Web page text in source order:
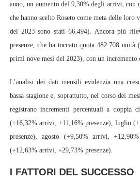
anno, un aumento del 9,30% degli arrivi, con
che hanno scelto Roseto come meta delle loro
del 2023 sono stati 66.494). Ancora più
presenze, che ha toccato quota 482.708
primi nove mesi del 2023), con un incremento
L’analisi dei dati mensili evidenzia una
bassa stagione e, soprattutto, nel corso dei
registrano incrementi percentuali a doppia
(+16,32% arrivi, +11,16% presenze), luglio
presenze), agosto (+9,50% arrivi,
(+12,63% arrivi, +29,73% presenze).
I FATTORI DEL SUCCESSO